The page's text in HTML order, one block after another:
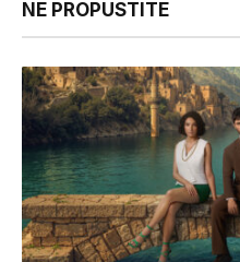
NE PROPUSTITE